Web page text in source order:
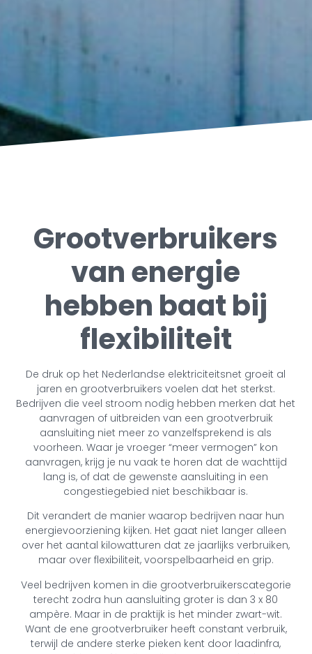
Grootverbruikers
van energie
hebben baat bij
flexibiliteit
De druk op het Nederlandse elektriciteitsnet groeit al
jaren en grootverbruikers voelen dat het sterkst.
Bedrijven die veel stroom nodig hebben merken dat het
aanvragen of uitbreiden van een grootverbruik
aansluiting niet meer zo vanzelfsprekend is als
voorheen. Waar je vroeger “meer vermogen” kon
aanvragen, krijg je nu vaak te horen dat de wachttijd
lang is, of dat de gewenste aansluiting in een
congestiegebied niet beschikbaar is.
Dit verandert de manier waarop bedrijven naar hun
energievoorziening kijken. Het gaat niet langer alleen
over het aantal kilowatturen dat ze jaarlijks verbruiken,
maar over flexibiliteit, voorspelbaarheid en grip.
Veel bedrijven komen in die grootverbruikerscategorie
terecht zodra hun aansluiting groter is dan 3 x 80
ampère. Maar in de praktijk is het minder zwart-wit.
Want de ene grootverbruiker heeft constant verbruik,
terwijl de andere sterke pieken kent door laadinfra,